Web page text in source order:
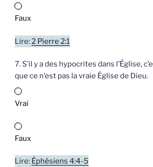
Faux
Lire: 2 Pierre 2:1
7. S’il y a des hypocrites dans l’Église,
que ce n’est pas la vraie Église de Dieu.
Vrai
Faux
Lire: Éphésiens 4:4-5